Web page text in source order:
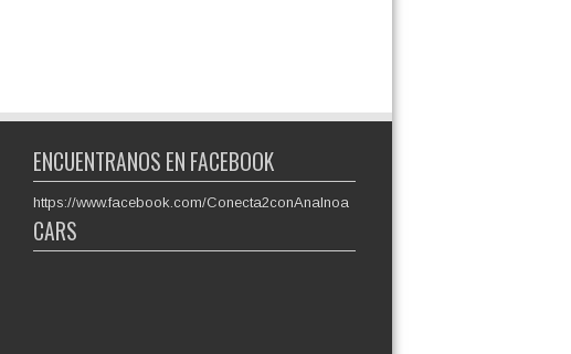
ENCUENTRANOS EN FACEBOOK
https://www.facebook.com/Conecta2conAnaInoa
CARS